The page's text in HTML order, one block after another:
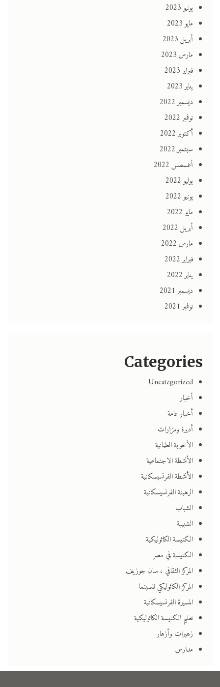
يونيو 2023
مايو 2023
أبريل 2023
مارس 2023
فبراير 2023
يناير 2023
ديسمبر 2022
نوفمبر 2022
أكتوبر 2022
سبتمبر 2022
أغسطس 2022
يوليو 2022
يونيو 2022
مايو 2022
أبريل 2022
مارس 2022
فبراير 2022
يناير 2022
ديسمبر 2021
نوفمبر 2021
Categories
Uncategorized
أخبار
أخبار عامة
أديرة ومزارات
الأخوية العلمانية
الأنشطة الاجتماعية
الأنشطة الفرنسيسكانية
الرهبنة الفرنسيسكانية
الشباب
الشبيبة
الكنيسة الكاثوليكية
الكنيسة في مصر
المركز الثقافي ، سان جوزيف
المركز الكاثوليكي للسينما
المسيرة الفرنسيسكانية
تعليم الكنيسة الكاثوليكية
زهيرات وأزهار
مدارس